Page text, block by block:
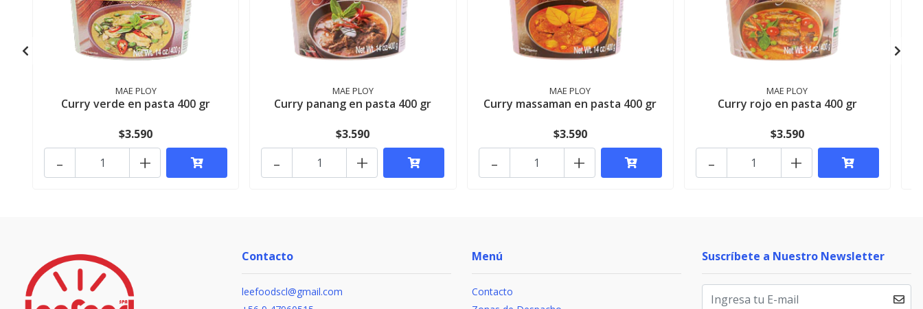
MAE PLOY
Curry verde en pasta 400 gr
$3.590
+
-
MAE PLOY
Curry panang en pasta 400 gr
$3.590
+
-
MAE PLOY
Curry massaman en pasta 400 gr
$3.590
+
-
MAE PLOY
Curry rojo en pasta 400 gr
$3.590
+
-
Contacto
leefoodscl@gmail.com
Menú
Contacto
Suscríbete a Nuestro Newsletter